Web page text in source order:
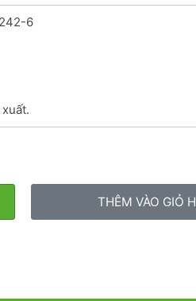
6
THÊM VÀO GIỎ